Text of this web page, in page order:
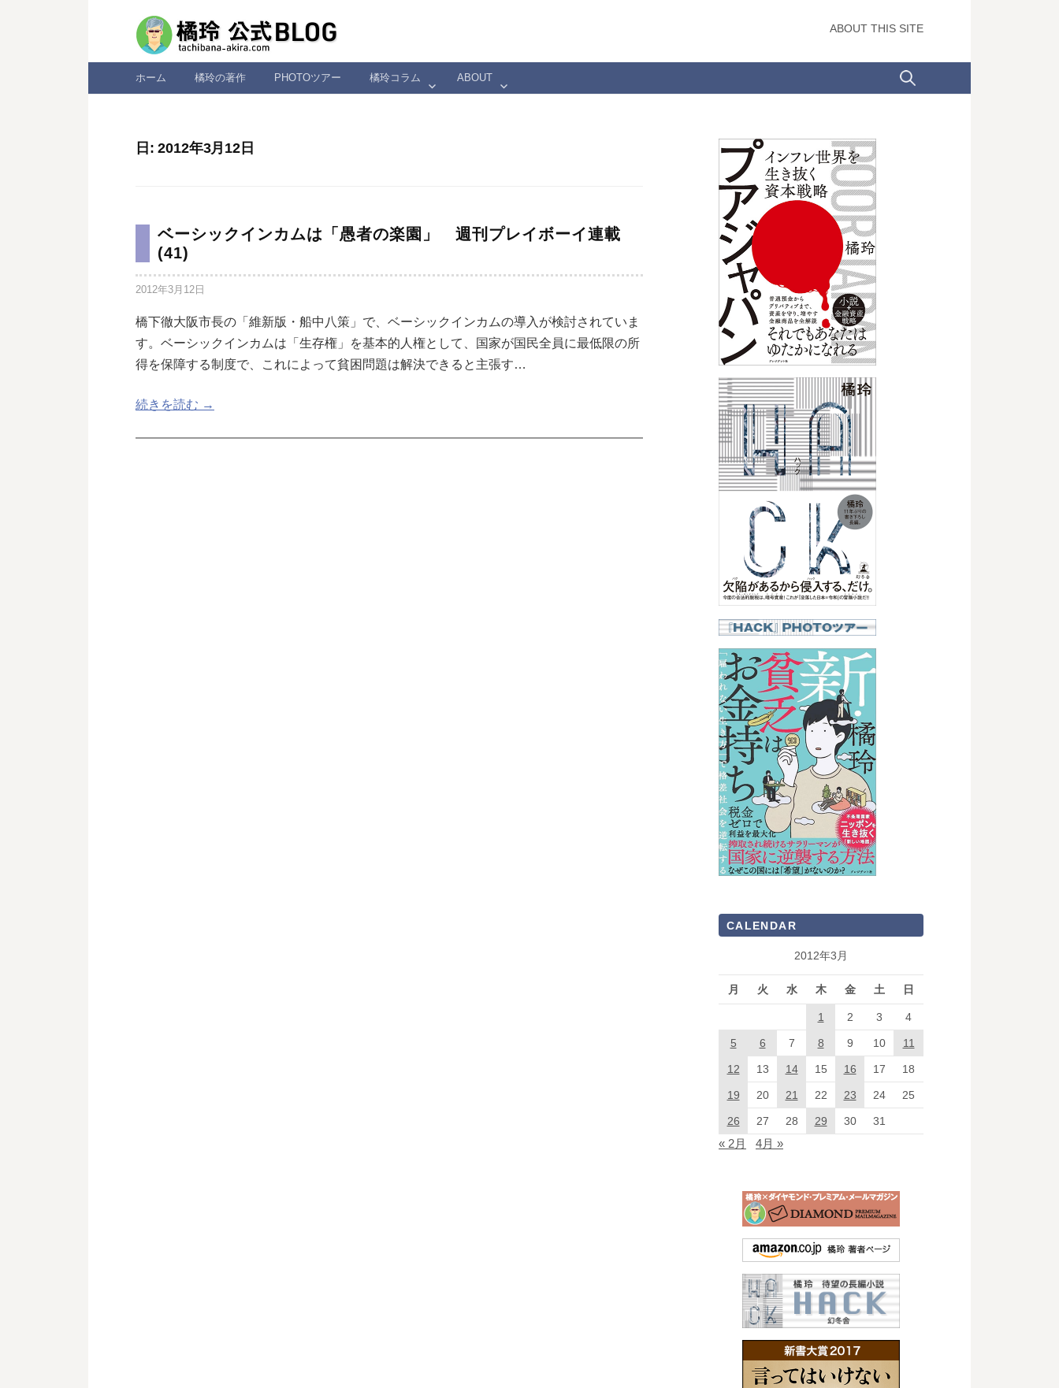
ツ
ABOUT THIS SITE
ホーム 橘玲の著作 PHOTOツアー 橘玲コラム ABOUT 検
日:2012年3月12日
ベーシックインカムは「愚者の楽園」 週刊プレイボーイ連載
(41)
2012年3月12日
橋下徹大阪市長の「維新版・船中八策」で、ベーシックインカムの導入が検討されていま
す。ベーシックインカムは「生存権」を基本的人権として、国家が国民全員に最低限の所
得を保障する制度で、これによって貧困問題は解決できると主張す…
続きを読む →
CALENDAR
2012年3月
月 火 水 木 金 土 日
1 2 3 4
5 6 7 8 9 10 11
12 13 14 15 16 17 18
19 20 21 22 23 24 25
26 27 28 29 30 31
« 2月 4月 »